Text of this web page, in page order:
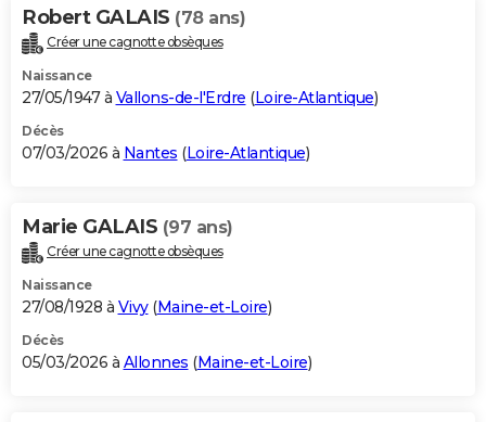
Alimentation
Guide de la santé
Maladies
Médicaments
Sommeil
VOYAGE
Destinations
City break
Voyage nature
Voyage de noces
Forum
Climat
+PHOTO
GUIDES D'ACHAT
BONS PLANS
Carte de Noël
Carte Bonne année
Carte Saint-Valentin
Carte Pâques
Carte d'anniversaire
DICTIONNAIRE
Dictionnaire
Biographies
Citations
Expressions
Proverbes
PROGRAMME TV
S'inscrire
Se connecter
Lycées
Collèges
Primaires
Universités
Entreprises
Service militaire
Avis de recherche
AVIS DE DÉCÈS
Robert GALAIS (78 ans)
Créer une cagnotte obsèques
Naissance
27/05/1947 à Vallons-de-l'Erdre (Loire-Atlantique)
Décès
07/03/2026 à Nantes (Loire-Atlantique)
Marie GALAIS (97 ans)
Créer une cagnotte obsèques
Naissance
27/08/1928 à Vivy(Maine-et-Loire)
Décès
05/03/2026 à Allonnes (Maine-et-Loire)